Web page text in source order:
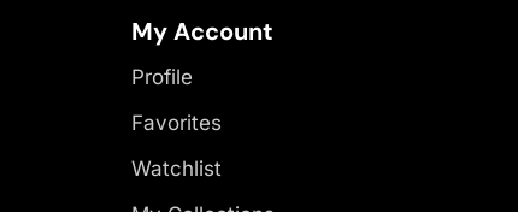
My Account
Profile
Favorites
Watchlist